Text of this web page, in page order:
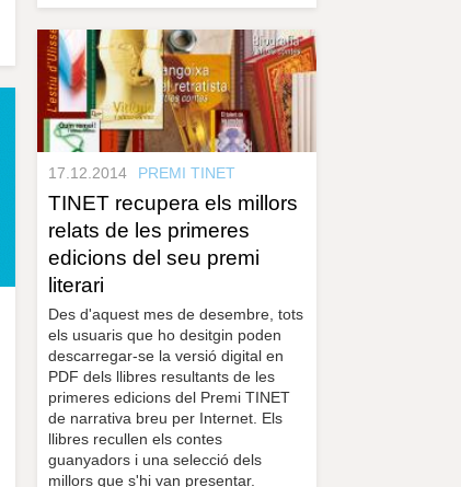
17.12.2014 PREMI TINET
TINET recupera els millors
relats de les primeres
edicions del seu premi
literari
Des d'aquest mes de desembre, tots
els usuaris que ho desitgin poden
descarregar-se la versió digital en
PDF dels llibres resultants de les
primeres edicions del Premi TINET
de narrativa breu per Internet. Els
llibres recullen els contes
guanyadors i una selecció dels
millors que s'hi van presentar.